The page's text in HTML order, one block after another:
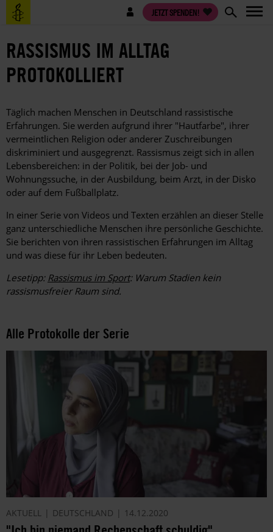
Direkt
zum
Benutzermenü JETZT SPENDEN!
RASSISMUS IM ALLTAG
PROTOKOLLIERT
Täglich machen Menschen in Deutschland rassistische
Erfahrungen. Sie werden aufgrund ihrer "Hautfarbe", ihrer
vermeintlichen Religion oder anderer Zuschreibungen
diskriminiert und ausgegrenzt. Rassismus zeigt sich in allen
Lebensbereichen: in der Politik, bei der Job- und
Wohnungssuche, in der Ausbildung, beim Arzt, in der Disko
oder auf dem Fußballplatz.
In einer Serie von Videos und Texten erzählen an dieser Stelle
ganz unterschiedliche Menschen ihre persönliche Geschichte.
Sie berichten von ihren rassistischen Erfahrungen im Alltag
und was diese für ihr Leben bedeuten.
Lesetipp: Rassismus im Sport: Warum Stadien kein
rassismusfreier Raum sind.
Alle Protokolle der Serie
AKTUELL DEUTSCHLAND 14.12.2020